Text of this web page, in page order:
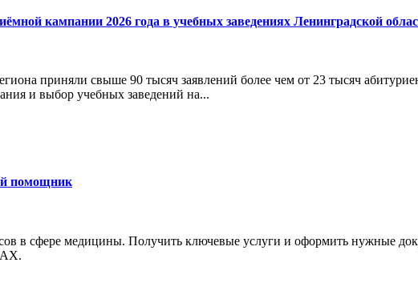
кампании 2026 года в учебных заведениях Ленинградской
приняли свыше 90 тысяч заявлений более чем от 23 тысяч
и выбор учебных заведений на...
помощник
в сфере медицины. Получить ключевые услуги и оформить нужные